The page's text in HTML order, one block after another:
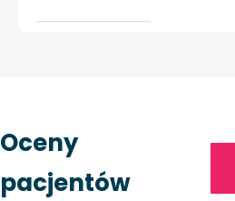
Oceny
pacjentów